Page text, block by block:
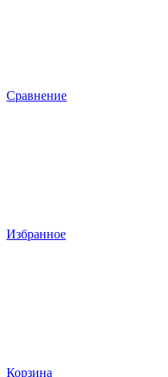
Сравнение
Избранное
Корзина